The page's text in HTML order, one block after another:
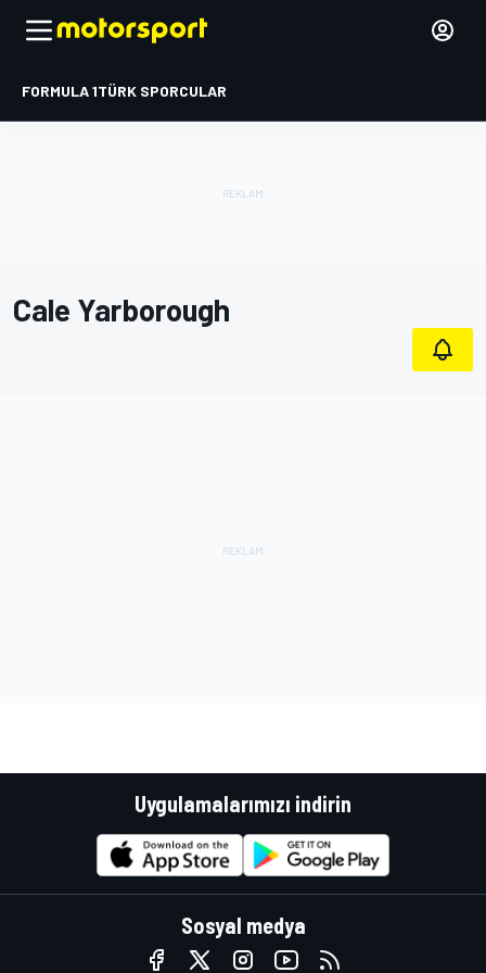
FORMULA 1TÜRK SPORCULAR
Cale Yarborough
Uygulamalarımızı indirin
Sosyal medya